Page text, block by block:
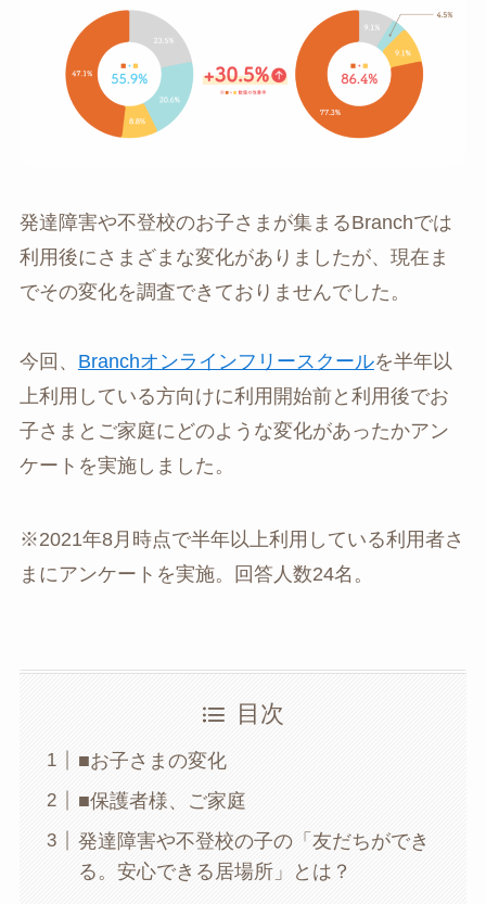
発達障害や不登校のお子さまが集まるBranchでは
利用後にさまざまな変化がありましたが、現在ま
でその変化を調査できておりませんでした。
今回、 Branchオンラインフリースクールを半年以
上利用している方向けに利用開始前と利用後でお
子さまとご家庭にどのような変化があったかアン
ケートを実施しました。
※2021年8月時点で半年以上利用している利用者さ
まにアンケートを実施。回答人数24名。
目次
■お子さまの変化
■保護者様、ご家庭
発達障害や不登校の子の「友だちができ
る。安心できる居場所」とは？